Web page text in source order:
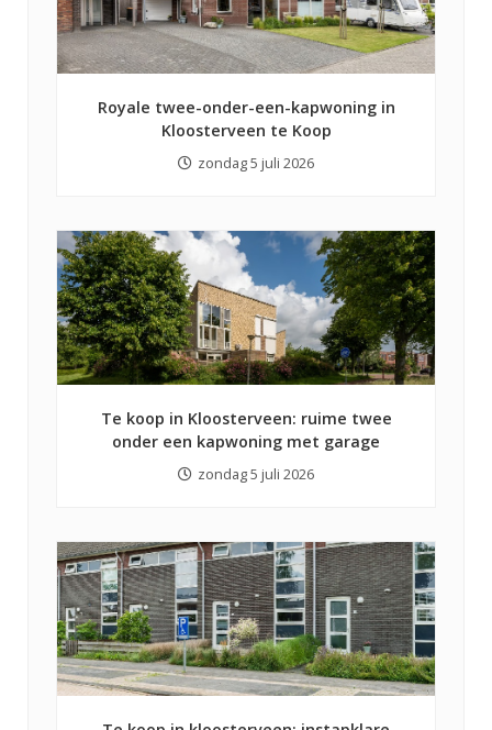
Royale twee-onder-een-kapwoning in
Kloosterveen te Koop
zondag 5 juli 2026
Te koop in Kloosterveen: ruime twee
onder een kapwoning met garage
zondag 5 juli 2026